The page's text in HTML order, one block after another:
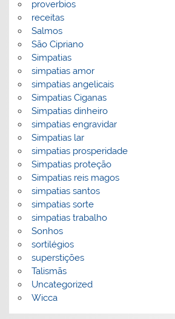
proverbios
receitas
Salmos
São Cipriano
Simpatias
simpatias amor
simpatias angelicais
Simpatias Ciganas
Simpatias dinheiro
simpatias engravidar
Simpatias lar
simpatias prosperidade
Simpatias proteção
Simpatias reis magos
simpatias santos
simpatias sorte
simpatias trabalho
Sonhos
sortilégios
superstições
Talismãs
Uncategorized
Wicca